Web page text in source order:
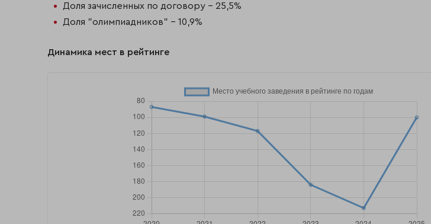
Доля зачисленных по договору - 25,5%
Доля "олимпиадников" - 10,9%
Динамика мест в рейтинге